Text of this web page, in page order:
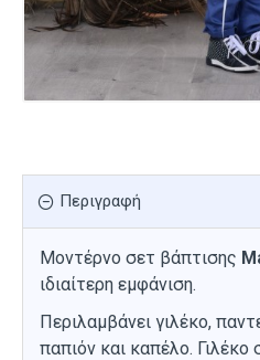
Περιγραφή
Μοντέρνο σετ βάπτισης
ιδιαίτερη εμφάνιση.
Περιλαμβάνει γιλέκο,
παπιόν και καπέλο.